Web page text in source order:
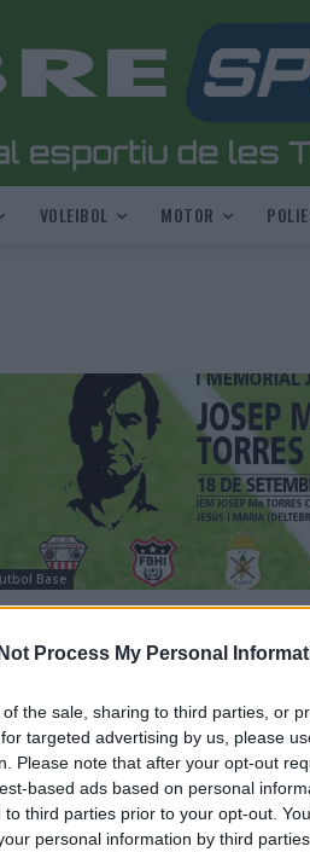
Process My Personal
the sale, sharing to third parties, or
targeted advertising by us, please
Please note that after your opt-out
based ads based on personal
to third parties prior to your opt-out.
personal information by third
VOLEIBOL MOTOR
Base
torneig juvenil
Alguero - setembre 17, 2021